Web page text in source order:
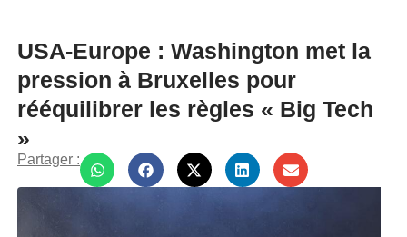
USA-Europe : Washington met la
pression à Bruxelles pour
rééquilibrer les règles « Big Tech
»
Partager :